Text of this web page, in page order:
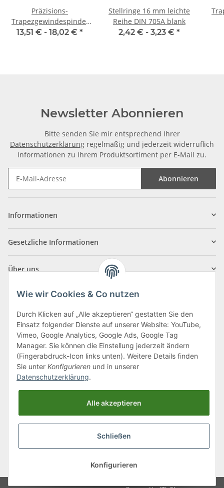
Präzisions-
Trapezgewindespindel
TR16x4 rechts, je m
13,51 € - 18,02 € *
Stellringe 16 mm leichte
Reihe DIN 705A blank
2,42 € - 3,23 € *
Newsletter Abonnieren
Bitte senden Sie mir entsprechend Ihrer
Datenschutzerklärung regelmäßig und jederzeit widerruflich
Informationen zu Ihrem Produktsortiment per E-Mail zu.
Abonnieren
Informationen
Gesetzliche Informationen
Über uns
Klagenfurter Straße 29
9556 Liebenfels
Montag bis Donnerstag: 8:00 bis 16:30 Uhr
Freitag: 8:00 bis 12:00 Uhr
Tel.:0043 (0) 4262 50900
office@cncshop.at
* Alle Preise inkl. gesetzlicher USt., zzgl.Versand, zzgl.
Wie wir Cookies & Co nutzen
Durch Klicken auf „Alle akzeptieren“ gestatten Sie den
Einsatz folgender Dienste auf unserer Website: YouTube,
Vimeo, Google Analytics, Google Ads, Google Tag
Manager. Sie können die Einstellung jederzeit ändern
(Fingerabdruck-Icon links unten). Weitere Details finden
Sie unter Konfigurieren und in unserer
Datenschutzerklärung.
Alle akzeptieren
Schließen
Konfigurieren